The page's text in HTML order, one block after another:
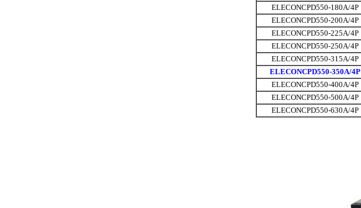
ELECONCPD550-180A/4P
ELECONCPD550-200A/4P
ELECONCPD550-225A/4P
ELECONCPD550-250A/4P
ELECONCPD550-315A/4P
ELECONCPD550-350A/4P
ELECONCPD550-400A/4P
ELECONCPD550-500A/4P
ELECONCPD550-630A/4P